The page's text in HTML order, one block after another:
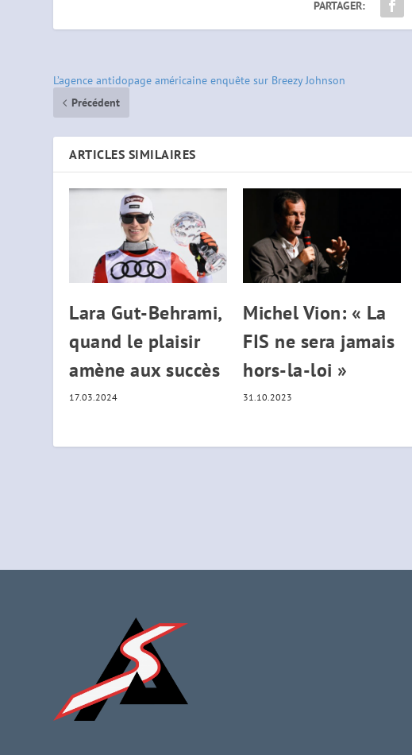
PARTAGER:
L’agence antidopage américaine enquête sur Breezy Johnson
Précédent
ARTICLES SIMILAIRES
Lara Gut-Behrami,
quand le plaisir
amène aux succès
17.03.2024
Michel Vion: « La
FIS ne sera jamais
hors-la-loi »
31.10.2023